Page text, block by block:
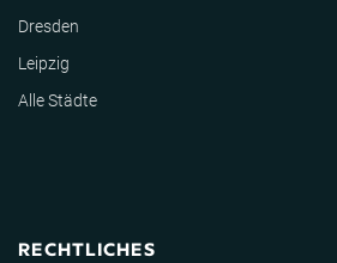
Dresden
Leipzig
Alle Städte
RECHTLICHES